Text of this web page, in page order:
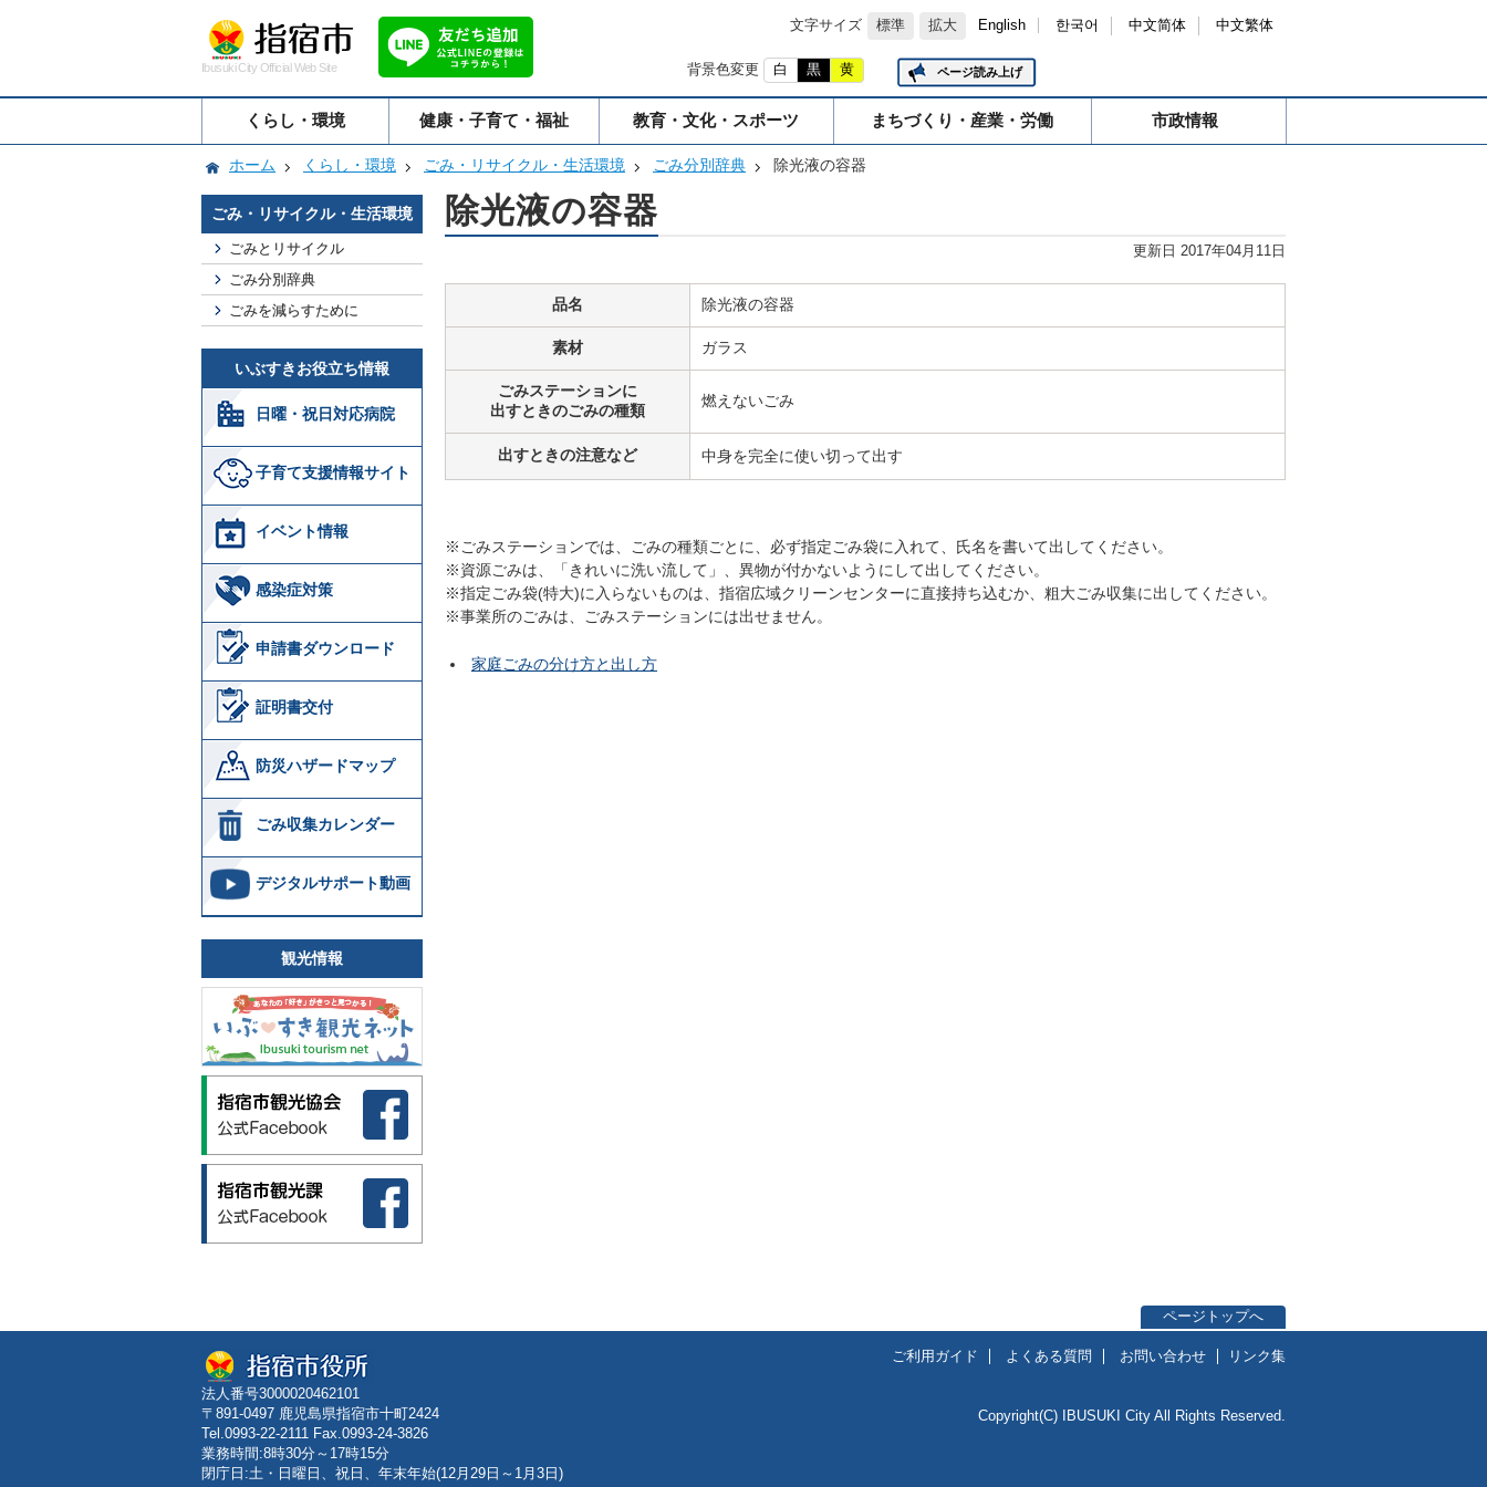
文字サイズ 標準 拡大 English 한국어 中文简体 中文繁体
Ibusuki City Official Web Site 背景色変更 白 黒 黄 ページ読み上げ
くらし・環境 健康・子育て・福祉 教育・文化・スポーツ まちづくり・産業・労働 市政情報
ホーム くらし・環境 ごみ・リサイクル・生活環境 ごみ分別辞典 除光液の容器
ごみ・リサイクル・生活環境
ごみとリサイクル
ごみ分別辞典
ごみを減らすために
いぶすきお役立ち情報
日曜・祝日対応病院
子育て支援情報サイト
イベント情報
感染症対策
申請書ダウンロード
証明書交付
防災ハザードマップ
ごみ収集カレンダー
デジタルサポート動画
観光情報
除光液の容器
更新日 2017年04月11日
品名 除光液の容器
素材 ガラス
ごみステーションに
出すときのごみの種類
燃えないごみ
出すときの注意など 中身を完全に使い切って出す
※ごみステーションでは、ごみの種類ごとに、必ず指定ごみ袋に入れて、氏名を書いて出してください。
※資源ごみは、「きれいに洗い流して」、異物が付かないようにして出してください。
※指定ごみ袋(特大)に入らないものは、指宿広域クリーンセンターに直接持ち込むか、粗大ごみ収集に出してください。
※事業所のごみは、ごみステーションには出せません。
家庭ごみの分け方と出し方
ページトップへ
法人番号3000020462101
〒891-0497 鹿児島県指宿市十町2424
Tel.0993-22-2111 Fax.0993-24-3826
業務時間:8時30分～17時15分
閉庁日:土・日曜日、祝日、年末年始(12月29日～1月3日)
ご利用ガイド よくある質問 お問い合わせ リンク集
Copyright(C) IBUSUKI City All Rights Reserved.